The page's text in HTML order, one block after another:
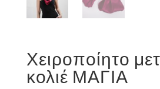
Χειροποίητο
κολιέ ΜΑΓΙΑ